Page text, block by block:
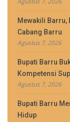
Mewakili Barru,
Cabang Barru
Agustus 7, 2026
Bupati Barru
Kompetensi
Agustus 7, 2026
Bupati Barru
Hidup